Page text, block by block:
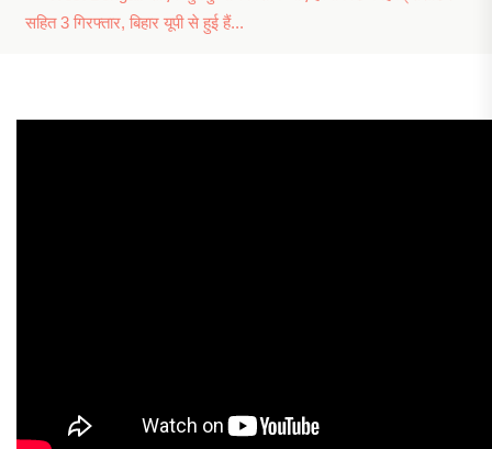
सहित 3 गिरफ्तार, बिहार यूपी से हुई हैं...